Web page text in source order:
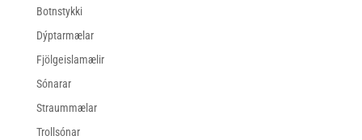
Botnstykki
Dýptarmælar
Fjölgeislamælir
Sónarar
Straummælar
Trollsónar